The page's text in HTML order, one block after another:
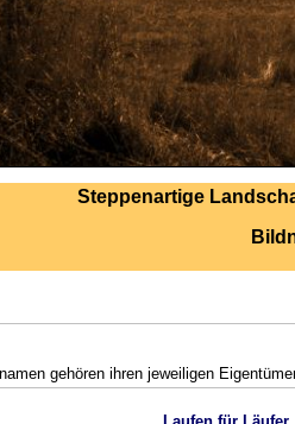
Steppenartige
gehören ihren jeweiligen